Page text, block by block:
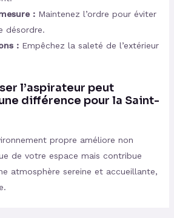
:Maintenez l’ordre pour éviter
désordre.
:Empêchez la saleté de l’extérieur
l’aspirateur peut
différence pour la Saint-
propre améliore non
de votre espace mais contribue
atmosphère sereine et accueillante,